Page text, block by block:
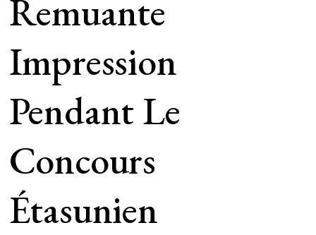
Remuante
Impression
Pendant Le
Concours
Étasunien